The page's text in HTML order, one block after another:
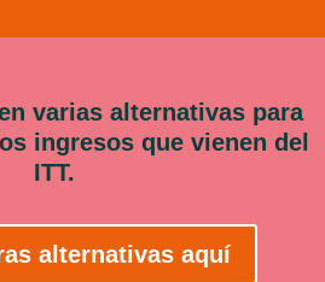
varias alternativas para
ingresos que vienen del
ITT.
alternativas aquí